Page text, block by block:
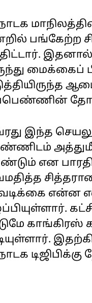
பங்கேற்ற
மைக்கைப்
இந்த
என
என்ன
காங்கிரஸ்